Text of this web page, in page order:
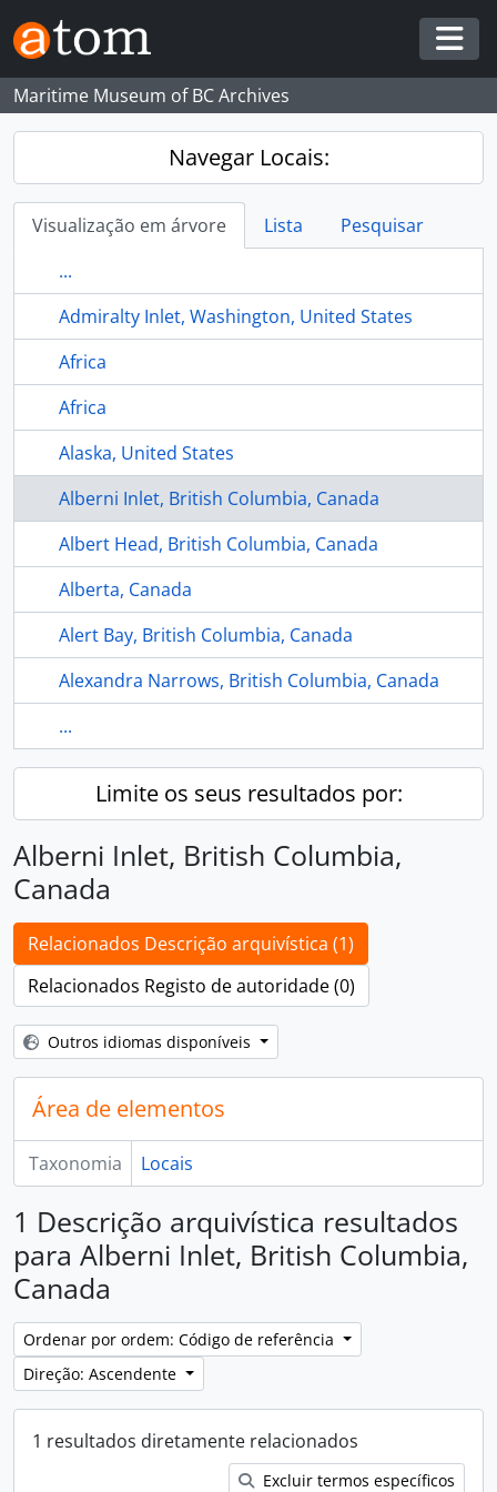
Skip to main content
Maritime Museum of BC Archives
Navegar Locais:
Visualização em árvore Lista
Pesquisar
...
Admiralty Inlet, Washington, United States
Africa
Africa
Alaska, United States
Alberni Inlet, British Columbia, Canada
Albert Head, British Columbia, Canada
Alberta, Canada
Alert Bay, British Columbia, Canada
Alexandra Narrows, British Columbia, Canada
...
Limite os seus resultados por:
Alberni Inlet, British Columbia,
Canada
Relacionados Descrição arquivística (1)
Relacionados Registo de autoridade (0)
Outros idiomas disponíveis
Área de elementos
Taxonomia Locais
1 Descrição arquivística resultados
para Alberni Inlet, British Columbia,
Canada
Ordenar por ordem: Código de referência
Direção: Ascendente
1 resultados diretamente relacionados
Excluir termos específicos